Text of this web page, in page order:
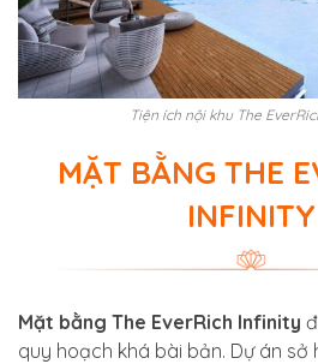
Tiện ích nội khu The
MẶT BẰNG THE
INFINITY
Mặt bằng The EverRich Infinity
quy hoạch khá bài bản. Dự án sở